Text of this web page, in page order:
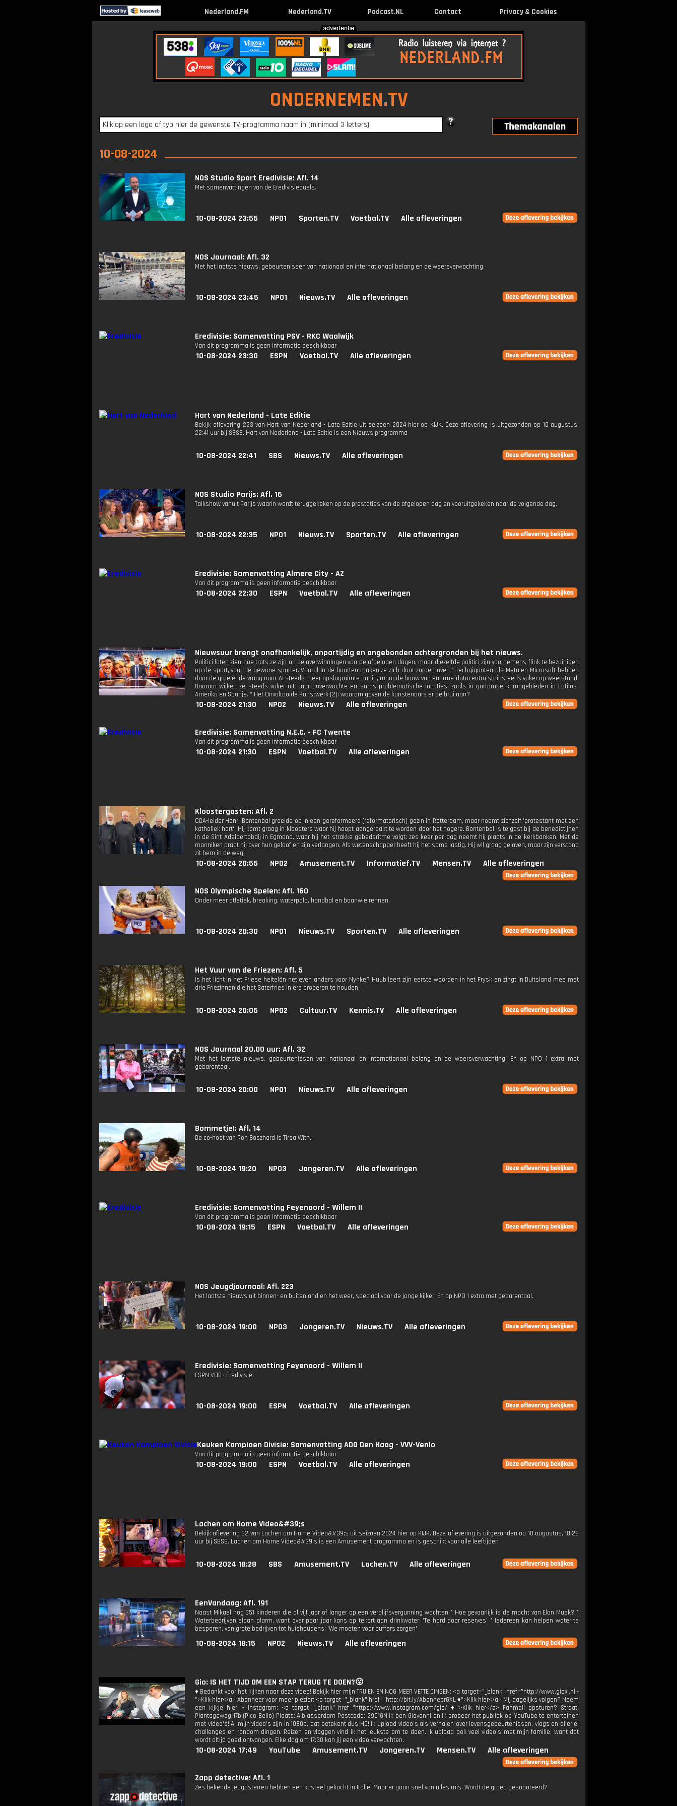
Nederland.FM Nederland.TV Podcast.NL Contact Privacy & Cookies
ONDERNEMEN.TV
10-08-2024
NOS Studio Sport Eredivisie: Afl. 14
Met samenvattingen van de Eredivisieduels.
10-08-2024 23:55 NPO1 Sporten.TV Voetbal.TV Alle afleveringen
NOS Journaal: Afl. 32
Met het laatste nieuws, gebeurtenissen van nationaal en internationaal belang en de weersverwachting.
10-08-2024 23:45 NPO1 Nieuws.TV Alle afleveringen
Eredivisie: Samenvatting PSV - RKC Waalwijk
Van dit programma is geen informatie beschikbaar
10-08-2024 23:30 ESPN Voetbal.TV Alle afleveringen
Hart van Nederland - Late Editie
Bekijk aflevering 223 van Hart van Nederland - Late Editie uit seizoen 2024 hier op KIJK. Deze aflevering is uitgezonden op 10 augustus,
22:41 uur bij SBS6. Hart van Nederland - Late Editie is een Nieuws programma
10-08-2024 22:41 SBS Nieuws.TV Alle afleveringen
NOS Studio Parijs: Afl. 16
Talkshow vanuit Parijs waarin wordt teruggekeken op de prestaties van de afgelopen dag en vooruitgekeken naar de volgende dag.
10-08-2024 22:35 NPO1 Nieuws.TV Sporten.TV Alle afleveringen
Eredivisie: Samenvatting Almere City - AZ
Van dit programma is geen informatie beschikbaar
10-08-2024 22:30 ESPN Voetbal.TV Alle afleveringen
Nieuwsuur brengt onafhankelijk, onpartijdig en ongebonden achtergronden bij het nieuws.
Politici laten zien hoe trots ze zijn op de overwinningen van de afgelopen dagen, maar diezelfde politici zijn voornemens flink te bezuinigen
op de sport, voor de gewone sporter. Vooral in de buurten maken ze zich daar zorgen over. * Techgiganten als Meta en Microsoft hebben
door de groeiende vraag naar AI steeds meer opslagruimte nodig, maar de bouw van enorme datacentra stuit steeds vaker op weerstand.
Daarom wijken ze steeds vaker uit naar onverwachte en soms problematische locaties, zoals in gortdroge krimpgebieden in Latijns-
Amerika en Spanje. * Het Onvoltooide Kunstwerk (2): waarom gaven de kunstenaars er de brui aan?
10-08-2024 21:30 NPO2 Nieuws.TV Alle afleveringen
Eredivisie: Samenvatting N.E.C. - FC Twente
Van dit programma is geen informatie beschikbaar
10-08-2024 21:30 ESPN Voetbal.TV Alle afleveringen
Kloostergasten: Afl. 2
CDA-leider Henri Bontenbal groeide op in een gereformeerd (reformatorisch) gezin in Rotterdam, maar noemt zichzelf 'protestant met een
katholiek hart'. Hij komt graag in kloosters waar hij hoopt aangeraakt te worden door het hogere. Bontenbal is te gast bij de benedictijnen
in de Sint Adelbertabdij in Egmond, waar hij het strakke gebedsritme volgt: zes keer per dag neemt hij plaats in de kerkbanken. Met de
monniken praat hij over hun geloof en zijn verlangen. Als wetenschapper heeft hij het soms lastig. Hij wil graag geloven, maar zijn verstand
zit hem in de weg.
10-08-2024 20:55 NPO2 Amusement.TV Informatief.TV Mensen.TV Alle afleveringen
NOS Olympische Spelen: Afl. 160
Onder meer atletiek, breaking, waterpolo, handbal en baanwielrennen.
10-08-2024 20:30 NPO1 Nieuws.TV Sporten.TV Alle afleveringen
Het Vuur van de Friezen: Afl. 5
Is het licht in het Friese heitelân net even anders voor Nynke? Huub leert zijn eerste woorden in het Frysk en zingt in Duitsland mee met
drie Friezinnen die het Saterfries in ere proberen te houden.
10-08-2024 20:05 NPO2 Cultuur.TV Kennis.TV Alle afleveringen
NOS Journaal 20.00 uur: Afl. 32
Met het laatste nieuws, gebeurtenissen van nationaal en internationaal belang en de weersverwachting. En op NPO 1 extra met
gebarentaal.
10-08-2024 20:00 NPO1 Nieuws.TV Alle afleveringen
Bommetje!: Afl. 14
De co-host van Ron Boszhard is Tirsa With.
10-08-2024 19:20 NPO3 Jongeren.TV Alle afleveringen
Eredivisie: Samenvatting Feyenoord - Willem II
Van dit programma is geen informatie beschikbaar
10-08-2024 19:15 ESPN Voetbal.TV Alle afleveringen
NOS Jeugdjournaal: Afl. 223
Het laatste nieuws uit binnen- en buitenland en het weer, speciaal voor de jonge kijker. En op NPO 1 extra met gebarentaal.
10-08-2024 19:00 NPO3 Jongeren.TV Nieuws.TV Alle afleveringen
Eredivisie: Samenvatting Feyenoord - Willem II
ESPN VOD • Eredivisie
10-08-2024 19:00 ESPN Voetbal.TV Alle afleveringen
Keuken Kampioen Divisie: Samenvatting ADO Den Haag - VVV-Venlo
Van dit programma is geen informatie beschikbaar
10-08-2024 19:00 ESPN Voetbal.TV Alle afleveringen
Lachen om Home Video&#39;s
Bekijk aflevering 32 van Lachen om Home Video&#39;s uit seizoen 2024 hier op KIJK. Deze aflevering is uitgezonden op 10 augustus, 18:28
uur bij SBS6. Lachen om Home Video&#39;s is een Amusement programma en is geschikt voor alle leeftijden
10-08-2024 18:28 SBS Amusement.TV Lachen.TV Alle afleveringen
EenVandaag: Afl. 191
Naast Mikael nog 251 kinderen die al vijf jaar of langer op een verblijfsvergunning wachten * Hoe gevaarlijk is de macht van Elon Musk? *
Waterbedrijven slaan alarm, want over paar jaar kans op tekort aan drinkwater: 'Te hard door reserves' * Iedereen kan helpen water te
besparen, van grote bedrijven tot huishoudens: 'We moeten voor buffers zorgen'
10-08-2024 18:15 NPO2 Nieuws.TV Alle afleveringen
Gio: IS HET TIJD OM EEN STAP TERUG TE DOEN?😮
♦ Bedankt voor het kijken naar deze video! Bekijk hier mijn TRUIEN EN NOG MEER VETTE DINGEN: <a target="_blank" href="http://www.gioxl.nl -
">Klik hier</a> Abonneer voor meer plezier: <a target="_blank" href="http://bit.ly/AbonneerGXL ♦">Klik hier</a> Mij dagelijks volgen? Neem
een kijkje hier: - Instagram: <a target="_blank" href="https://www.instagram.com/gio/ ♦">Klik hier</a> Fanmail opsturen? Straat:
Plantageweg 17b (Pico Bello) Plaats: Alblasserdam Postcode: 2951GN Ik ben Giovanni en ik probeer het publiek op YouTube te entertainen
met video's! Al mijn video's zijn in 1080p, dat betekent dus HD! Ik upload video's als verhalen over levensgebeurtenissen, vlogs en allerlei
challenges en random dingen. Reizen en vloggen vind ik het leukste om te doen. Ik upload ook veel video's met mijn familie, want dat
wordt altijd goed ontvangen. Elke dag om 17:30 kan jij een video verwachten.
10-08-2024 17:49 YouTube Amusement.TV Jongeren.TV Mensen.TV Alle afleveringen
Zapp detective: Afl. 1
Zes bekende jeugdsterren hebben een kasteel gekocht in Italië. Maar er gaan snel van alles mis. Wordt de groep gesaboteerd?